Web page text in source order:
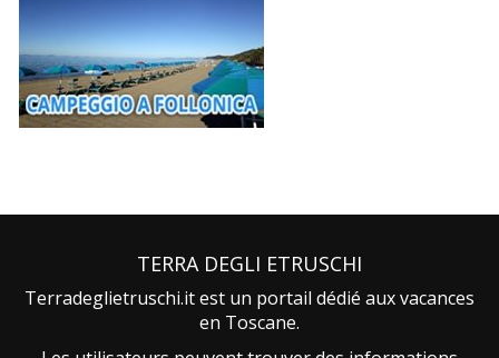
TERRA DEGLI ETRUSCHI
Terradeglietruschi.it est un portail dédié aux vacances
en Toscane.